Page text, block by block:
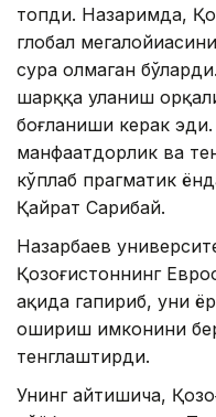
топди. Назаримда,
глобал
сура олмаган
шарққа уланиш
боғланиши керак
манфаатдорлик ва
кўплаб прагматик
Қайрат Сарибай.
Назарбаев
Қозоғистоннинг
ҳақида гапириб, уни
ошириш имконини
тенглаштирди.
Унинг айтишича,